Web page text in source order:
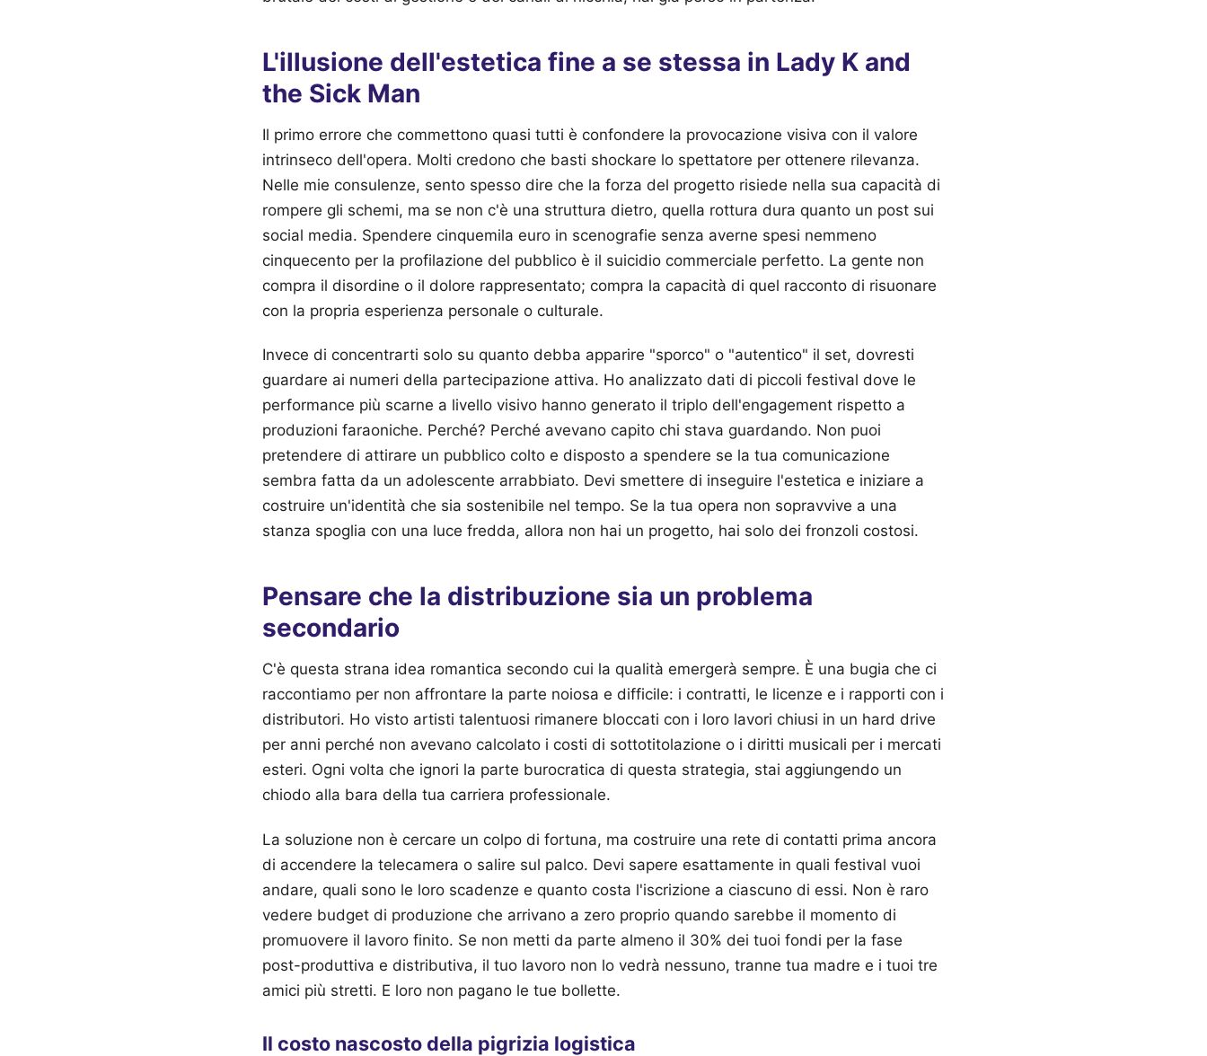
L'illusione dell'estetica fine a se stessa in Lady K and
the Sick Man
Il primo errore che commettono quasi tutti è confondere la provocazione visiva con il valore
intrinseco dell'opera. Molti credono che basti shockare lo spettatore per ottenere rilevanza.
Nelle mie consulenze, sento spesso dire che la forza del progetto risiede nella sua capacità di
rompere gli schemi, ma se non c'è una struttura dietro, quella rottura dura quanto un post sui
social media. Spendere cinquemila euro in scenografie senza averne spesi nemmeno
cinquecento per la profilazione del pubblico è il suicidio commerciale perfetto. La gente non
compra il disordine o il dolore rappresentato; compra la capacità di quel racconto di risuonare
con la propria esperienza personale o culturale.
Invece di concentrarti solo su quanto debba apparire "sporco" o "autentico" il set, dovresti
guardare ai numeri della partecipazione attiva. Ho analizzato dati di piccoli festival dove le
performance più scarne a livello visivo hanno generato il triplo dell'engagement rispetto a
produzioni faraoniche. Perché? Perché avevano capito chi stava guardando. Non puoi
pretendere di attirare un pubblico colto e disposto a spendere se la tua comunicazione
sembra fatta da un adolescente arrabbiato. Devi smettere di inseguire l'estetica e iniziare a
costruire un'identità che sia sostenibile nel tempo. Se la tua opera non sopravvive a una
stanza spoglia con una luce fredda, allora non hai un progetto, hai solo dei fronzoli costosi.
Pensare che la distribuzione sia un problema
secondario
C'è questa strana idea romantica secondo cui la qualità emergerà sempre. È una bugia che ci
raccontiamo per non affrontare la parte noiosa e difficile: i contratti, le licenze e i rapporti con i
distributori. Ho visto artisti talentuosi rimanere bloccati con i loro lavori chiusi in un hard drive
per anni perché non avevano calcolato i costi di sottotitolazione o i diritti musicali per i mercati
esteri. Ogni volta che ignori la parte burocratica di questa strategia, stai aggiungendo un
chiodo alla bara della tua carriera professionale.
La soluzione non è cercare un colpo di fortuna, ma costruire una rete di contatti prima ancora
di accendere la telecamera o salire sul palco. Devi sapere esattamente in quali festival vuoi
andare, quali sono le loro scadenze e quanto costa l'iscrizione a ciascuno di essi. Non è raro
vedere budget di produzione che arrivano a zero proprio quando sarebbe il momento di
promuovere il lavoro finito. Se non metti da parte almeno il 30% dei tuoi fondi per la fase
post-produttiva e distributiva, il tuo lavoro non lo vedrà nessuno, tranne tua madre e i tuoi tre
amici più stretti. E loro non pagano le tue bollette.
Il costo nascosto della pigrizia logistica